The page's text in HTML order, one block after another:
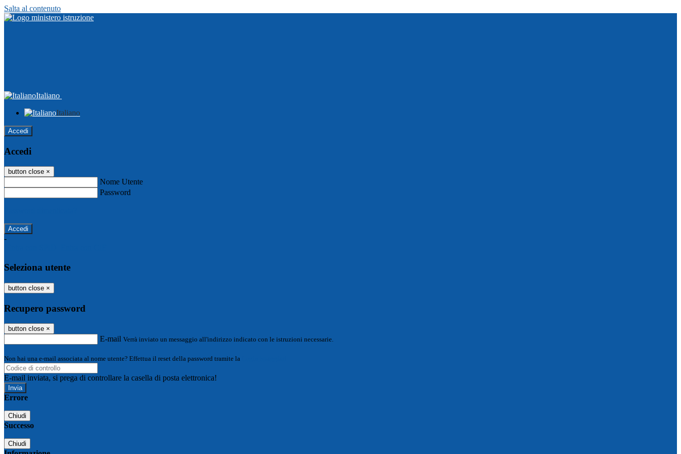
Salta al contenuto
Italiano
Italiano
Accedi
Accedi
button close ×
Nome Utente
Password
-
Seleziona utente
button close ×
Recupero password
button close ×
E-mail Verrà inviato un messaggio all'indirizzo indicato con le istruzioni necessarie.
Non hai una e-mail associata al nome utente? Effettua il reset della password tramite la
E-mail inviata, si prega di controllare la casella di posta elettronica!
Errore
Chiudi
Successo
Chiudi